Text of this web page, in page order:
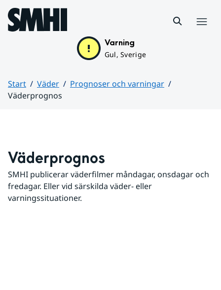
Hoppa till sidans innehåll
Varning
Gul, Sverige
Start Väder
Prognoser och varningar
Väderprognos
Väderprognos
SMHI publicerar väderfilmer måndagar, onsdagar och
fredagar. Eller vid särskilda väder- eller
varningssituationer.